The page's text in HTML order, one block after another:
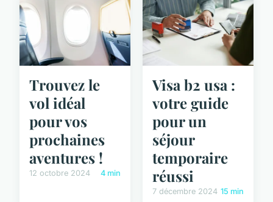
Trouvez le
vol idéal
pour vos
prochaines
aventures !
12 octobre 2024 4 min
Visa b2 usa :
votre guide
pour un
séjour
temporaire
réussi
7 décembre 2024 15 min